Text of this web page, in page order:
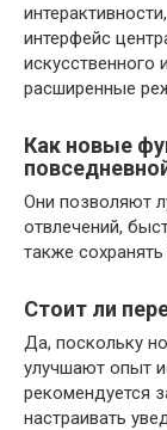
интерфейс
искусственного
расширенные
Как новые
Они позволяют
отвлечений,
также
Стоит ли
Да, поскольку
улучшают опыт
рекомендуется
настраивать